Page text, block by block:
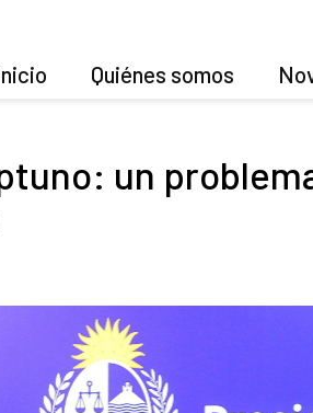
Quiénes somos
un